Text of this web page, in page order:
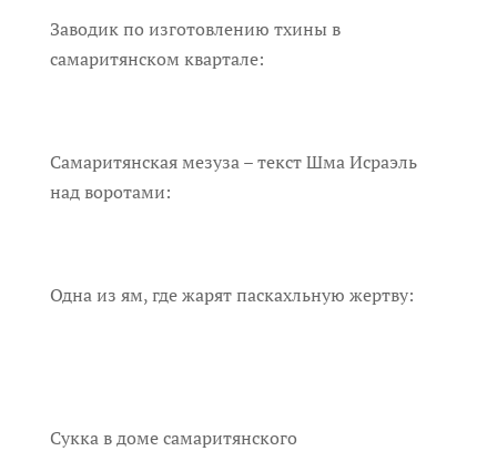
Заводик по изготовлению тхины в
самаритянском квартале:
Самаритянская мезуза – текст Шма Исраэль
над воротами:
Одна из ям, где жарят паскахльную жертву:
Сукка в доме самаритянского